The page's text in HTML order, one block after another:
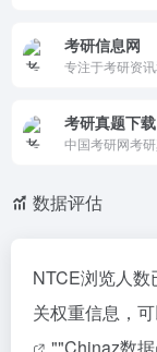
考研信息网
考研真题下载
数据评估
NTCE浏览人
关权重信息，
""Chinaz数据